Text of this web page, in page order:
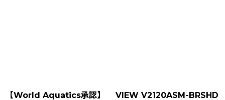
【World Aquatics承認】
VIEW V2120ASM-BRSHD